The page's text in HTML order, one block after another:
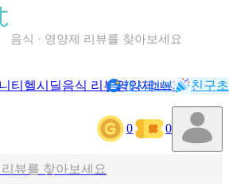
칼로리와 영양성분을 검색해보세요
티 헬시딜음식 리뷰영양제NEW기록
캐시리뷰 친구
0 0
분을 검색해보세요